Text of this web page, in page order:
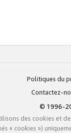
Politiques du
Contactez-
© 1996-
des cookies et
« cookies »)